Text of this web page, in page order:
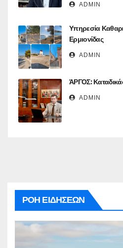
ADMIN
Υπηρεσία
Ερμιονίδας
ADMIN
ΆΡΓΟΣ:
ADMIN
ΡΟΗ ΕΙΔΗΣΕΩΝ